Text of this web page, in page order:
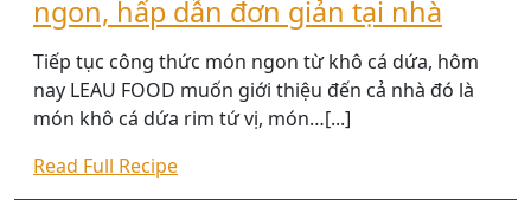
ngon, hấp dẫn đơn giản tại nhà
Tiếp tục công thức món ngon từ khô cá dứa, hôm
nay LEAU FOOD muốn giới thiệu đến cả nhà đó là
món khô cá dứa rim tứ vị, món…[...]
Read Full Recipe